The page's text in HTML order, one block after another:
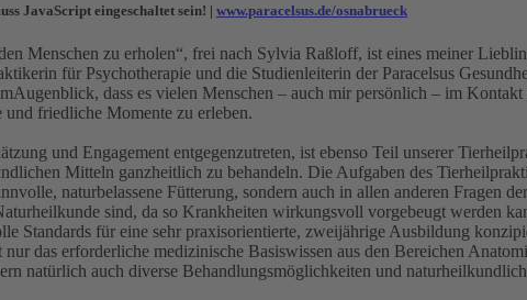
JavaScript eingeschaltet sein! | www.paracelsus.de/osnabrueck
Menschen zu erholen“, frei nach Sylvia Raßloff, ist eines meiner
für Psychotherapie und die Studienleiterin der Paracelsus
dass es vielen Menschen – auch mir persönlich – im
friedliche Momente zu erleben.
und Engagement entgegenzutreten, ist ebenso Teil unserer
Mitteln ganzheitlich zu behandeln. Die Aufgaben des
naturbelassene Fütterung, sondern auch in allen anderen Fragen
sind, da so Krankheiten wirkungsvoll vorgebeugt werden
Standards für eine sehr praxisorientierte, zweijährige Ausbildung
das erforderliche medizinische Basiswissen aus den Bereichen
natürlich auch diverse Behandlungsmöglichkeiten und